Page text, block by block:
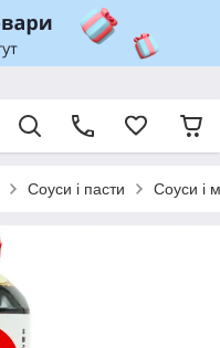
Соуси і пасти Соуси і